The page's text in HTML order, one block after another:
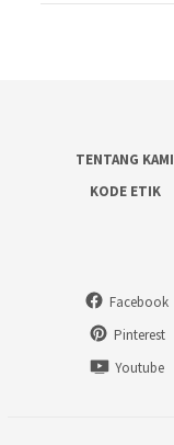
TENTANG KAMI
KODE ETIK
Facebook
Pinterest
Youtube